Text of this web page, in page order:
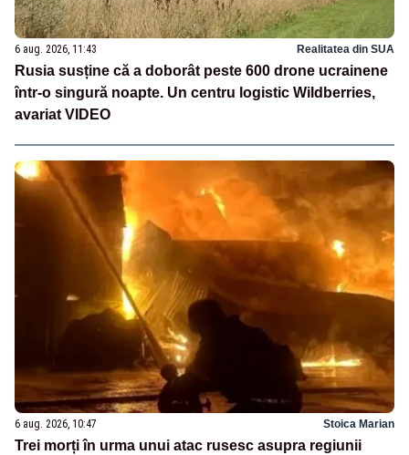
6 aug. 2026, 11:43 Realitatea din SUA
Rusia susține că a doborât peste 600 drone ucrainene
într-o singură noapte. Un centru logistic Wildberries,
avariat VIDEO
6 aug. 2026, 10:47 Stoica Marian
Trei morți în urma unui atac rusesc asupra regiunii